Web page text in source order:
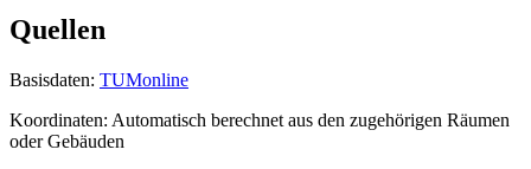
Quellen
Basisdaten: TUMonline
Koordinaten: Automatisch berechnet aus den zugehörigen Räumen
oder Gebäuden